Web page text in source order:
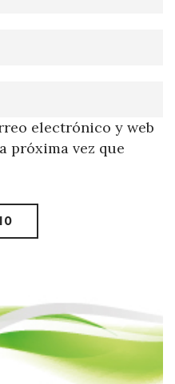
electrónico y web
próxima vez que